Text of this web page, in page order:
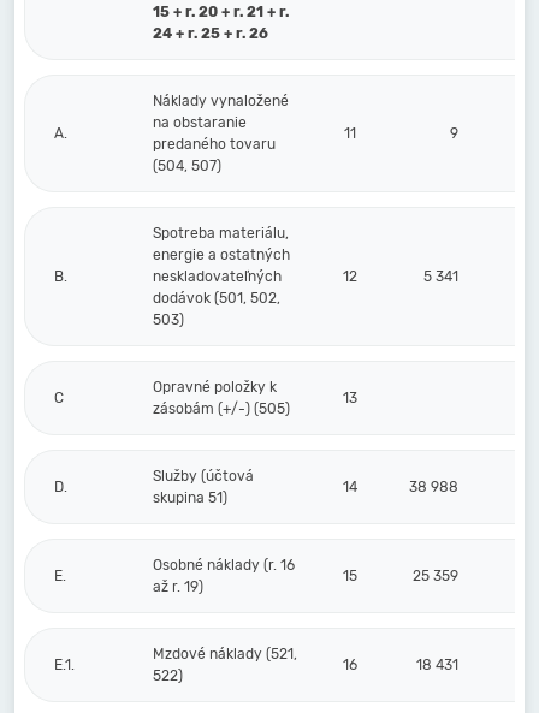
15 + r. 20 + r. 21 + r.
24 + r. 25 + r. 26
A.
Náklady vynaložené
na obstaranie
predaného tovaru
(504, 507)
11 9
B.
Spotreba materiálu,
energie a ostatných
neskladovateľných
dodávok (501, 502,
503)
12 5 341
C
Opravné položky k
zásobám (+/-) (505)
13
D.
Služby (účtová
skupina 51)
14 38 988
E.
Osobné náklady (r. 16
až r. 19)
15 25 359
E.1.
Mzdové náklady (521,
522)
16 18 431